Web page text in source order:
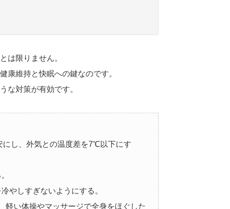
は限りません。
康維持と快眠への鍵なのです。
な対策が有効です。
し、外気との温度差を7℃以下にす
やしすぎないようにする。
軽い体操やマッサージで全身をほぐした